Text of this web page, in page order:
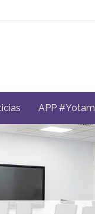
APP